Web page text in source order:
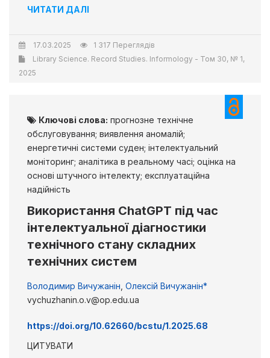
ЧИТАТИ ДАЛІ
17.03.2025
1 317 Переглядів
Library Science. Record Studies. Informology - Том 30, № 1,
2025
Ключові слова: прогнозне технічне
обслуговування; виявлення аномалій;
енергетичні системи суден; інтелектуальний
моніторинг; аналітика в реальному часі; оцінка на
основі штучного інтелекту; експлуатаційна
надійність
Використання ChatGPT під час
інтелектуальної діагностики
технічного стану складних
технічних систем
Володимир Вичужанін Олексій Вичужанін*
vychuzhanin.o.v@op.edu.ua
https://doi.org/10.62660/bcstu/1.2025.68
ЦИТУВАТИ